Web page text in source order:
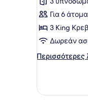
Διαμέρισμα
(Seestern)
Για 6 άτομα
3 King
Δωρεάν
Περισσότερες
Περισσότερες
(Seestern)